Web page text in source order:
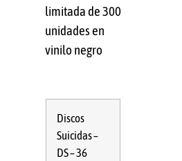
limitada de 300
unidades en
vinilo negro
Discos
Suicidas –
DS – 36